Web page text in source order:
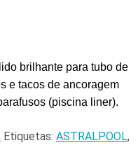
brilhante para tubo de
e tacos de ancoragem
(piscina liner).
Etiquetas: ASTRALPOOL,